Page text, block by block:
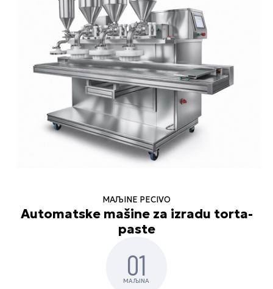
MAЉINE PECIVO
Automatske mašine za izradu torta-
paste
01
MAЉINA